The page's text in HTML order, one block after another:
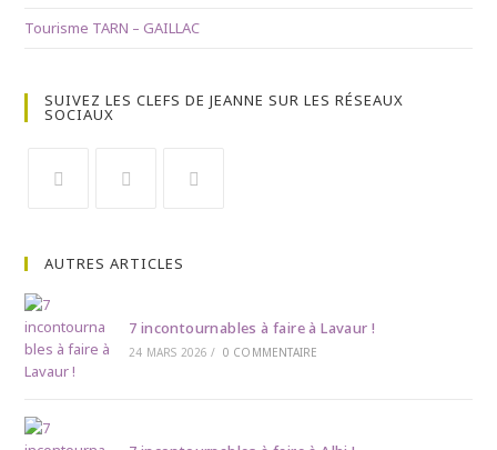
Tourisme TARN – GAILLAC
SUIVEZ LES CLEFS DE JEANNE SUR LES RÉSEAUX
SOCIAUX
a
new
tab
a
tab
a
tab
AUTRES ARTICLES
7 incontournables à faire à Lavaur !
24 MARS 2026 / 0 COMMENTAIRE